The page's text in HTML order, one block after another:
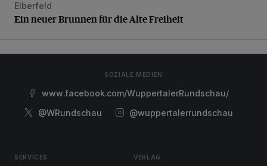
Ein neuer Brunnen für die Alte Freiheit
Elberfeld
Ein neuer Brunnen für die Alte Freiheit
SOZIALE MEDIEN
www.facebook.com/WuppertalerRundschau/
@WRundschau
@wuppertalerrundschau
SERVICES VERLAG